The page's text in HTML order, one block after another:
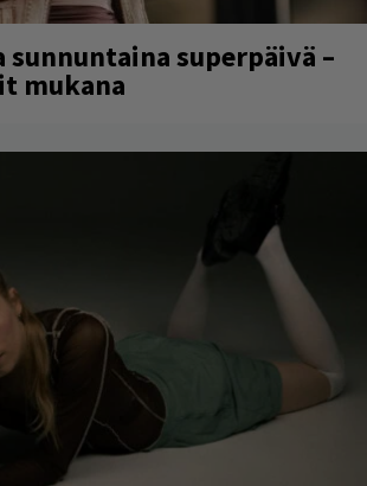
sunnuntaina superpäivä –
mukana